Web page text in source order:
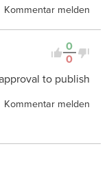
Kommentar melden
0
0
to publish
Kommentar melden